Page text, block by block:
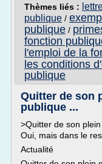
Thèmes liés :
publique /
publique /
fonction
l'emploi de la
les conditions
publique
Quitter de son
publique ...
>Quitter de son
Oui, mais dans le
Actualité